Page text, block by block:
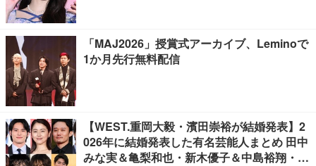
「MAJ2026」授賞式アーカイブ、Leminoで
1か月先行無料配信
【WEST.重岡大毅・濱田崇裕が結婚発表】2
026年に結婚発表した有名芸能人まとめ 田中
みな実＆亀梨和也・新木優子＆中島裕翔・川